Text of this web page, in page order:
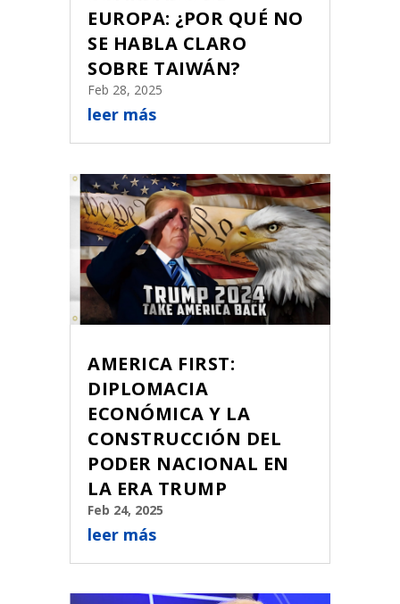
EUROPA: ¿POR QUÉ NO
SE HABLA CLARO
SOBRE TAIWÁN?
Feb 28, 2025
leer más
AMERICA FIRST:
DIPLOMACIA
ECONÓMICA Y LA
CONSTRUCCIÓN DEL
PODER NACIONAL EN
LA ERA TRUMP
Feb 24, 2025
leer más